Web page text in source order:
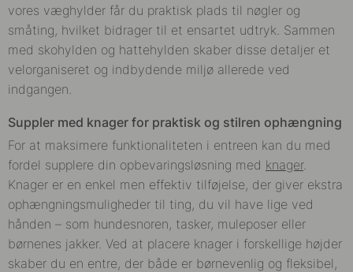
vores væghylder får du praktisk plads til nøgler og
småting, hvilket bidrager til et ensartet udtryk. Sammen
med skohylden og hattehylden skaber disse detaljer et
velorganiseret og indbydende miljø allerede ved
indgangen.
Suppler med knager for praktisk og stilren ophængning
For at maksimere funktionaliteten i entreen kan du med
fordel supplere din opbevaringsløsning med knager.
Knager er en enkel men effektiv tilføjelse, der giver ekstra
ophængningsmuligheder til ting, du vil have lige ved
hånden – som hundesnoren, tasker, muleposer eller
børnenes jakker. Ved at placere knager i forskellige højder
skaber du en entre, der både er børnevenlig og fleksibel,